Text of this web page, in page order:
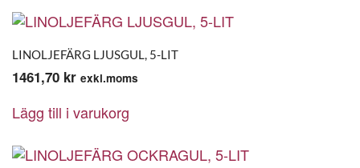
LINOLJEFÄRG LJUSGUL, 5-LIT
1461,70 kr exkl.moms
Lägg till i varukorg